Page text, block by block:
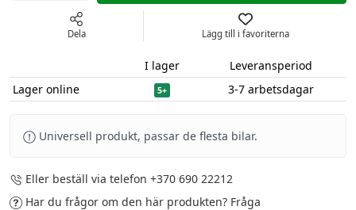
Dela Lägg till i favoriterna
I lager
Leveransperiod
Lager online
5+ 3-7 arbetsdagar
Universell produkt, passar de flesta bilar.
Eller beställ via telefon +370 690 22212
Har du frågor om den här produkten? Fråga